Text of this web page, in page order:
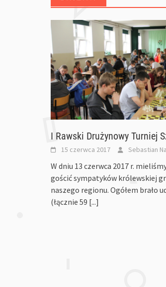
I Rawski Drużynowy Turniej
15 czerwca 2017 Sebastian
W dniu 13 czerwca 2017 r.
gościć sympatyków królewskiej
naszego regionu. Ogółem brało
(łącznie 59 [...]